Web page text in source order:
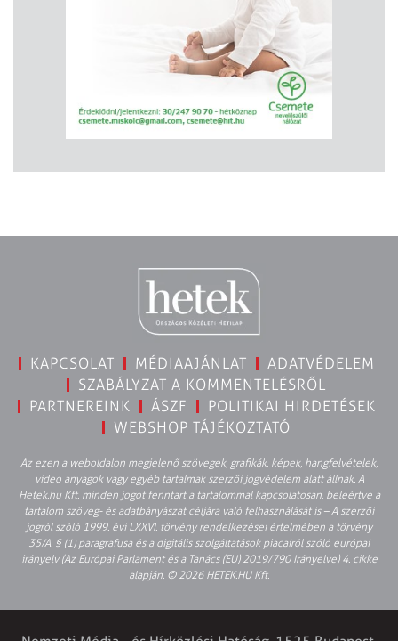
KAPCSOLAT MÉDIAAJÁNLAT
ADATVÉDELEM
SZABÁLYZAT A KOMMENTELÉSRŐL
PARTNEREINK
ÁSZF
POLITIKAI HIRDETÉSEK
WEBSHOP TÁJÉKOZTATÓ
Az ezen a weboldalon megjelenő szövegek, grafikák, képek, hangfelvételek,
video anyagok vagy egyéb tartalmak szerzői jogvédelem alatt állnak. A
Hetek.hu Kft. minden jogot fenntart a tartalommal kapcsolatosan, beleértve a
tartalom szöveg- és adatbányászat céljára való felhasználását is – A szerzői
jogról szóló 1999. évi LXXVI. törvény rendelkezései értelmében a törvény
35/A. § (1) paragrafusa és a digitális szolgáltatások piacairól szóló európai
irányelv (Az Európai Parlament és a Tanács (EU) 2019/790 Irányelve) 4. cikke
alapján. © 2026 HETEK.HU Kft.